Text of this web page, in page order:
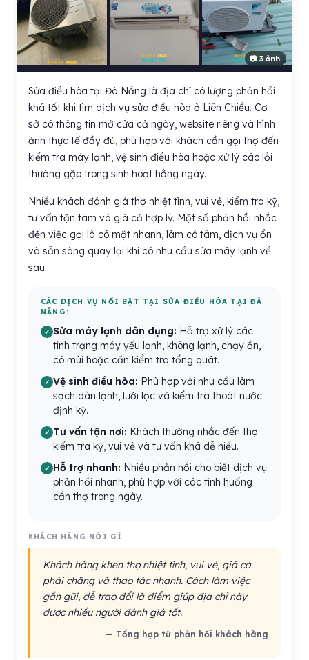
📷 3 ảnh
Sửa điều hòa tại Đà Nẵng là địa chỉ có lượng phản hồi
khá tốt khi tìm dịch vụ sửa điều hòa ở Liên Chiểu. Cơ
sở có thông tin mở cửa cả ngày, website riêng và hình
ảnh thực tế đầy đủ, phù hợp với khách cần gọi thợ đến
kiểm tra máy lạnh, vệ sinh điều hòa hoặc xử lý các lỗi
thường gặp trong sinh hoạt hằng ngày.
Nhiều khách đánh giá thợ nhiệt tình, vui vẻ, kiểm tra kỹ,
tư vấn tận tâm và giá cả hợp lý. Một số phản hồi nhắc
đến việc gọi là có mặt nhanh, làm có tâm, dịch vụ ổn
và sẵn sàng quay lại khi có nhu cầu sửa máy lạnh về
sau.
CÁC DỊCH VỤ NỔI BẬT TẠI SỬA ĐIỀU HÒA TẠI ĐÀ
NẴNG:
Sửa máy lạnh dân dụng: Hỗ trợ xử lý các
tình trạng máy yếu lạnh, không lạnh, chạy ồn,
có mùi hoặc cần kiểm tra tổng quát.
Vệ sinh điều hòa: Phù hợp với nhu cầu làm
sạch dàn lạnh, lưới lọc và kiểm tra thoát nước
định kỳ.
Tư vấn tận nơi: Khách thường nhắc đến thợ
kiểm tra kỹ, vui vẻ và tư vấn khá dễ hiểu.
Hỗ trợ nhanh: Nhiều phản hồi cho biết dịch vụ
phản hồi nhanh, phù hợp với các tình huống
cần thợ trong ngày.
KHÁCH HÀNG NÓI GÌ
Khách hàng khen thợ nhiệt tình, vui vẻ, giá cả
phải chăng và thao tác nhanh. Cách làm việc
gần gũi, dễ trao đổi là điểm giúp địa chỉ này
được nhiều người đánh giá tốt.
— Tổng hợp từ phản hồi khách hàng